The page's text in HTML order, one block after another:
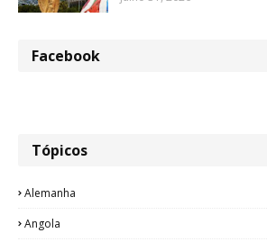
Facebook
Tópicos
Alemanha
Angola